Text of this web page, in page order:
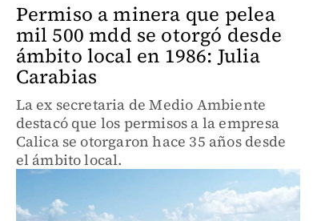
Permiso a minera que pelea
mil 500 mdd se otorgó desde
ámbito local en 1986: Julia
Carabias
La ex secretaria de Medio Ambiente
destacó que los permisos a la empresa
Calica se otorgaron hace 35 años desde
el ámbito local.